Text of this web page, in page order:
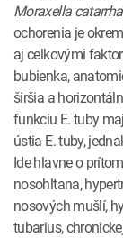
Moraxella
ochorenia je
aj celkovými
bubienka,
širšia a
funkciu E. tuby
ústia E. tuby,
Ide hlavne o
nosohltana,
nosových mušlí,
tubarius,